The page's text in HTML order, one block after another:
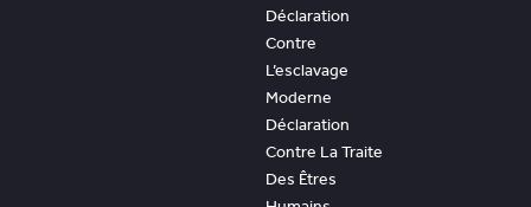
Déclaration
Contre
L’esclavage
Moderne
Déclaration
Contre La Traite
Des Êtres